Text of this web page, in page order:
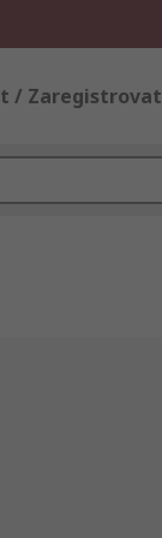
/ Zaregistrovat